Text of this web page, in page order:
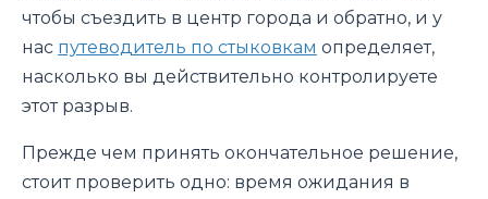
чтобы съездить в центр города и обратно, и у
нас путеводитель по стыковкам определяет,
насколько вы действительно контролируете
этот разрыв.
Прежде чем принять окончательное решение,
стоит проверить одно: время ожидания в